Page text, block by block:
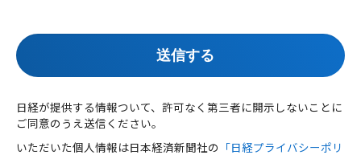
日経が提供する情報ついて、許可なく第三者に開示しないことに
ご同意のうえ送信ください。
いただいた個人情報は日本経済新聞社の
「日経プライバシーポリ